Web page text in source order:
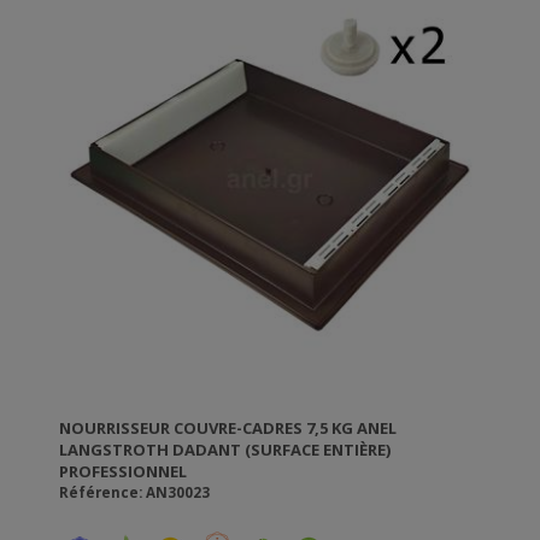
Ce nourisseur et idéal pour les éleveurs de reines et
pour développer les essaims en printemps. Ne coule
pas, n'a pas besoin d'entretien. Construction
spécialement conçue pour l'isolation supplémentaire
de la ruche. Élimine l'humidité grâce aux bouches de
ventilation. Montez le nourisseur facilement et
rapidement sans déranger vos abeilles. Fabriqué en
polypropylène alimentaire de haute qualité. Qualité et
responsabilité ANEL.
Vous pouvez trouver les produits authentiques ANEL
en France chez notre partenaire exclusif, ICKO
NOURRISSEUR COUVRE-CADRES 7,5 KG ANEL
LANGSTROTH DADANT (SURFACE ENTIÈRE)
PROFESSIONNEL
Référence: AN30023